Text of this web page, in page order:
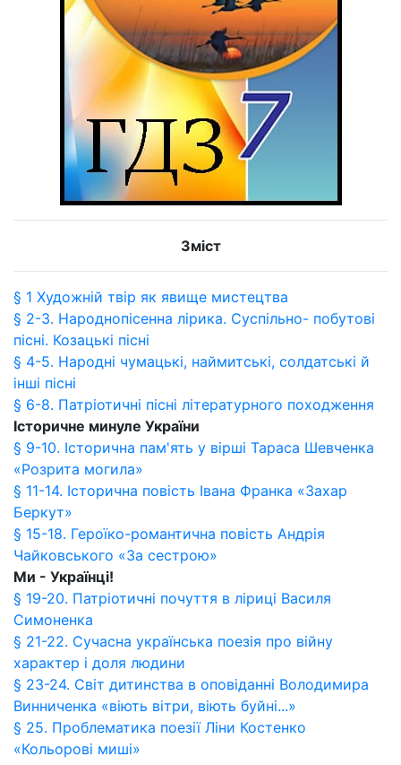
Зміст
§ 1 Художній твір як явище мистецтва
§ 2-3. Народнопісенна лірика. Суспільно- побутові
пісні. Козацькі пісні
§ 4-5. Народні чумацькі, наймитські, солдатські й
інші пісні
§ 6-8. Патріотичні пісні літературного походження
Історичне минуле України
§ 9-10. Історична пам'ять у вірші Тараса Шевченка
«Розрита могила»
§ 11-14. Історична повість Івана Франка «Захар
Беркут»
§ 15-18. Героїко-романтична повість Андрія
Чайковського «За сестрою»
Ми - Українці!
§ 19-20. Патріотичні почуття в ліриці Василя
Симоненка
§ 21-22. Сучасна українська поезія про війну
характер і доля людини
§ 23-24. Світ дитинства в оповіданні Володимира
Винниченка «віють вітри, віють буйні...»
§ 25. Проблематика поезії Ліни Костенко
«Кольорові миші»